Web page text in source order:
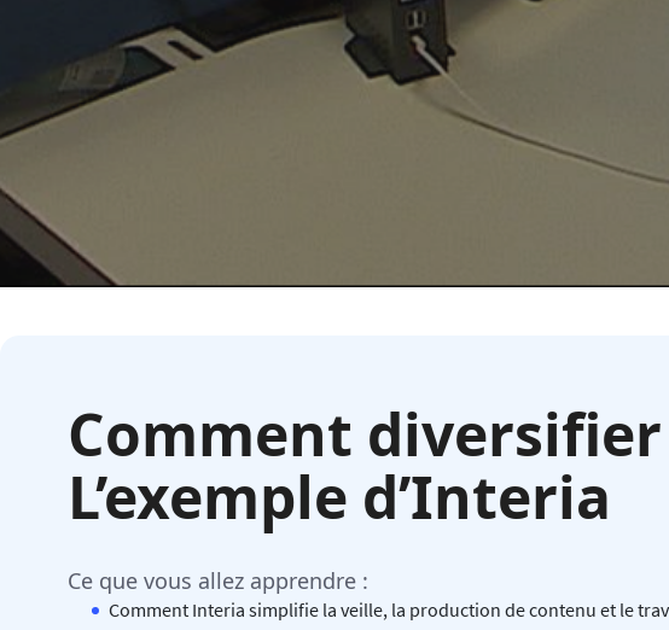
Comment diversifier
L’exemple d’Interia
Ce que vous allez apprendre :
Comment Interia simplifie la veille, la production de contenu et le